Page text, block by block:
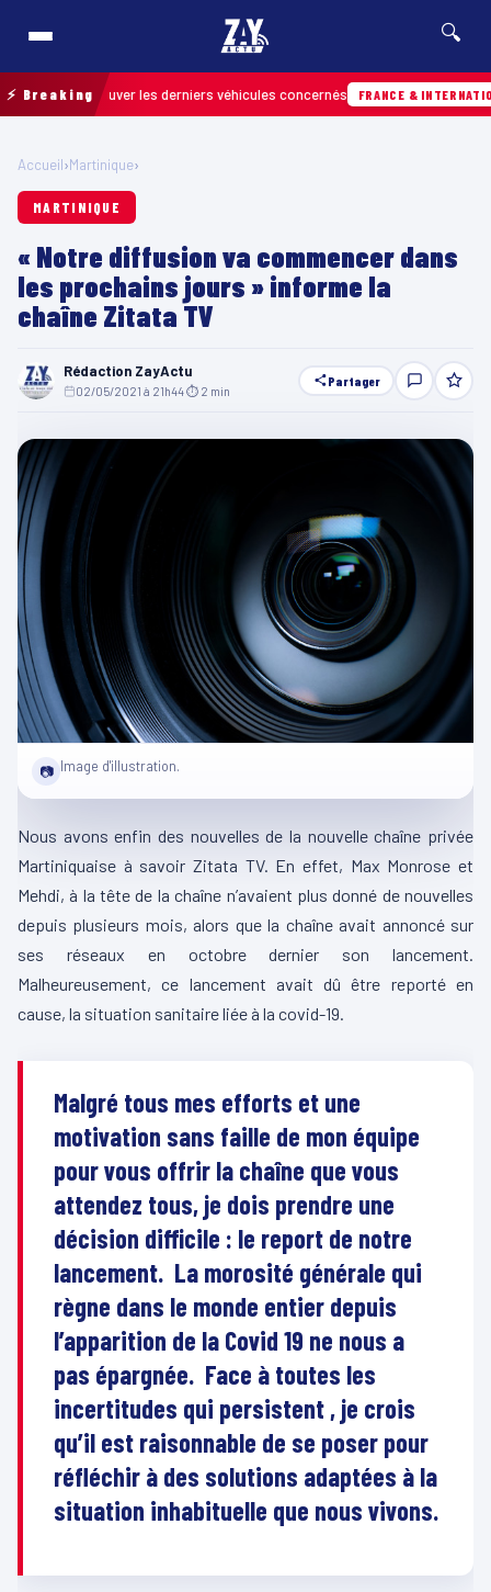
🔍
⚡ Breaking
retrouver les derniers véhicules concernés FRANCE & INTERNATIONALE
Accueil›Martinique›
MARTINIQUE
« Notre diffusion va commencer dans
les prochains jours » informe la
chaîne Zitata TV
Rédaction ZayActu
02/05/2021 à 21h44⏱ 2 min
Partager
📷 Image d'illustration.
Nous avons enfin des nouvelles de la nouvelle chaîne privée
Martiniquaise à savoir Zitata TV. En effet, Max Monrose et
Mehdi, à la tête de la chaîne n’avaient plus donné de nouvelles
depuis plusieurs mois, alors que la chaîne avait annoncé sur
ses réseaux en octobre dernier son lancement.
Malheureusement, ce lancement avait dû être reporté en
cause, la situation sanitaire liée à la covid-19.
Malgré tous mes efforts et une
motivation sans faille de mon équipe
pour vous offrir la chaîne que vous
attendez tous, je dois prendre une
décision difficile : le report de notre
lancement. La morosité générale qui
règne dans le monde entier depuis
l’apparition de la Covid 19 ne nous a
pas épargnée. Face à toutes les
incertitudes qui persistent , je crois
qu’il est raisonnable de se poser pour
réfléchir à des solutions adaptées à la
situation inhabituelle que nous vivons.